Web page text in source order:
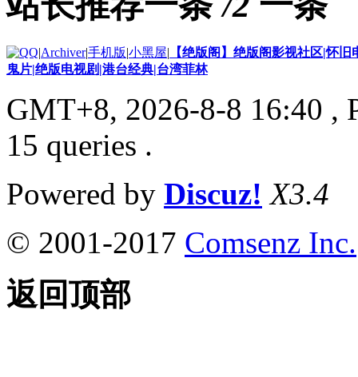
|Archiver|手机版|小黑屋| 【绝版阁】绝版阁影视社区|怀
鬼片|绝版电视剧|港台经典|台湾菲林
GMT+8, 2026-8-8 16:40 ,
15 queries .
Powered by Discuz! X3.4
© 2001-2017 Comsenz Inc.
返回顶部